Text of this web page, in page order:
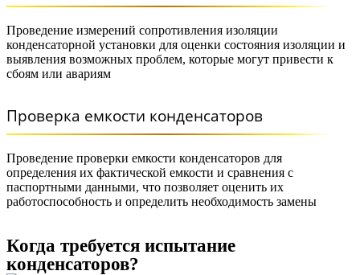
Проведение измерений сопротивления изоляции
конденсаторной установки для оценки состояния изоляции и
выявления возможных проблем, которые могут привести к
сбоям или авариям
Проверка емкости конденсаторов
Проведение проверки емкости конденсаторов для
определения их фактической емкости и сравнения с
паспортными данными, что позволяет оценить их
работоспособность и определить необходимость замены
Когда требуется испытание
конденсаторов?